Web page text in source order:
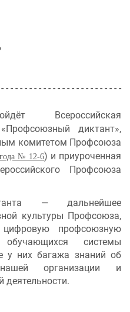
- - - - - - - - - - - - - - - - - - - - - - - - -
Всероссийская
диктант»,
комитетом Профсоюза
№ 12-6) и приуроченная
Профсоюза
— дальнейшее
культуры Профсоюза,
профсоюзную
системы
у них багажа знаний об
организации и
деятельности.